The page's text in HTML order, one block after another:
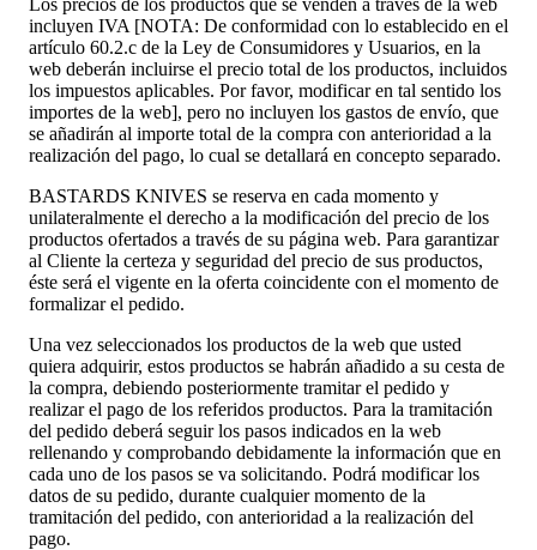
incluyen IVA [NOTA: De conformidad con lo establecido en el
artículo 60.2.c de la Ley de Consumidores y Usuarios, en la
web deberán incluirse el precio total de los productos, incluidos
los impuestos aplicables. Por favor, modificar en tal sentido los
importes de la web], pero no incluyen los gastos de envío, que
se añadirán al importe total de la compra con anterioridad a la
realización del pago, lo cual se detallará en concepto separado.
BASTARDS KNIVES se reserva en cada momento y
unilateralmente el derecho a la modificación del precio de los
productos ofertados a través de su página web. Para garantizar
al Cliente la certeza y seguridad del precio de sus productos,
éste será el vigente en la oferta coincidente con el momento de
formalizar el pedido.
Una vez seleccionados los productos de la web que usted
quiera adquirir, estos productos se habrán añadido a su cesta de
la compra, debiendo posteriormente tramitar el pedido y
realizar el pago de los referidos productos. Para la tramitación
del pedido deberá seguir los pasos indicados en la web
rellenando y comprobando debidamente la información que en
cada uno de los pasos se va solicitando. Podrá modificar los
datos de su pedido, durante cualquier momento de la
tramitación del pedido, con anterioridad a la realización del
pago.